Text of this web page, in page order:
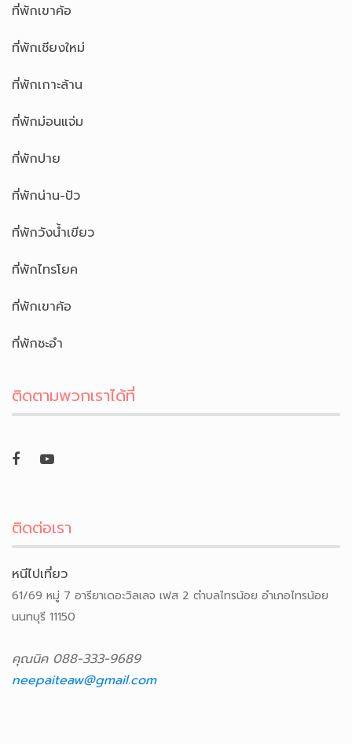
ที่พักเขาค้อ
ที่พักเชียงใหม่
ที่พักเกาะล้าน
ที่พักม่อนแจ่ม
ที่พักปาย
ที่พักน่าน-ปัว
ที่พักวังน้ำเขียว
ที่พักไทรโยค
ที่พักเขาค้อ
ที่พักชะอำ
ติดตามพวกเราได้ที่
ติดต่อเรา
หนีไปเที่ยว
61/69 หมู่ 7 อารียาเดอะวิลเลจ เฟส 2 ตำบลไทรน้อย อำเภอไทรน้อย
นนทบุรี 11150
คุณนิค 088-333-9689
neepaiteaw@gmail.com